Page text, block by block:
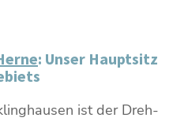
: Unser Hauptsitz
ist der Dreh-